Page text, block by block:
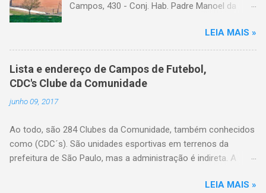
Campos, 430 - Conj. Hab. Padre Manoel da
Categoria: cdc, campo de futebol, futebol de
várzea, futebol amador
LEIA MAIS »
Lista e endereço de Campos de Futebol,
CDC's Clube da Comunidade
junho 09, 2017
Ao todo, são 284 Clubes da Comunidade, também conhecidos
como (CDC´s). São unidades esportivas em terrenos da
prefeitura de São Paulo, mas a administração é indireta. A
com reconhecida vocação no trabalho esportivo, legalmente
LEIA MAIS »